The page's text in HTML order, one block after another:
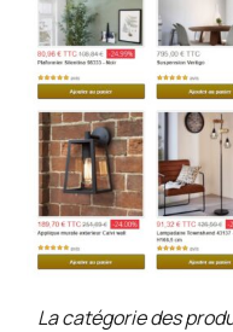
La catégorie des